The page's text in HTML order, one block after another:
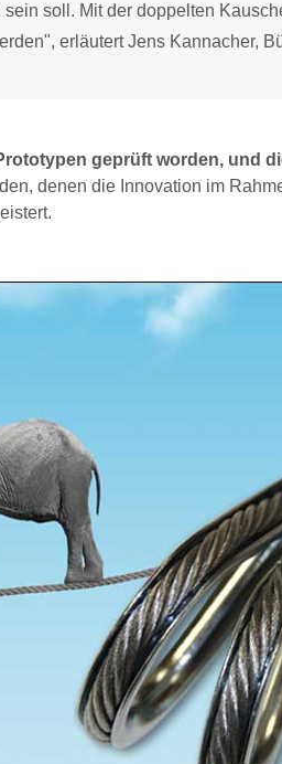
soll. Mit der doppelten
erläutert Jens Kannacher,
geprüft worden, und
denen die Innovation im